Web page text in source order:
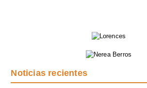
Noticias recientes